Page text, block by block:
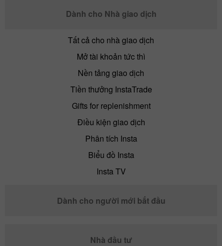
Dành cho Nhà giao dịch
Tất cả cho nhà giao dịch
Mở tài khoản tức thì
Nền tảng giao dịch
Tiền thưởng InstaTrade
Gifts for replenishment
Điều kiện giao dịch
Phân tích Insta
Biểu đồ Insta
Insta TV
Dành cho người mới bắt đầu
Nhà đầu tư